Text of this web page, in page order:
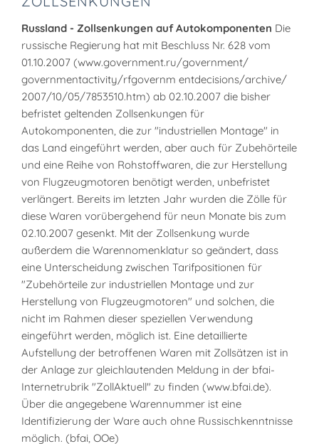
Russland - Zollsenkungen auf Autokomponenten Die
russische Regierung hat mit Beschluss Nr. 628 vom
01.10.2007 (www.government.ru/government/
governmentactivity/rfgovernm entdecisions/archive/
2007/10/05/7853510.htm) ab 02.10.2007 die bisher
befristet geltenden Zollsenkungen für
Autokomponenten, die zur "industriellen Montage" in
das Land eingeführt werden, aber auch für Zubehörteile
und eine Reihe von Rohstoffwaren, die zur Herstellung
von Flugzeugmotoren benötigt werden, unbefristet
verlängert. Bereits im letzten Jahr wurden die Zölle für
diese Waren vorübergehend für neun Monate bis zum
02.10.2007 gesenkt. Mit der Zollsenkung wurde
außerdem die Warennomenklatur so geändert, dass
eine Unterscheidung zwischen Tarifpositionen für
"Zubehörteile zur industriellen Montage und zur
Herstellung von Flugzeugmotoren" und solchen, die
nicht im Rahmen dieser speziellen Verwendung
eingeführt werden, möglich ist. Eine detaillierte
Aufstellung der betroffenen Waren mit Zollsätzen ist in
der Anlage zur gleichlautenden Meldung in der bfai-
Internetrubrik "ZollAktuell" zu finden (www.bfai.de).
Über die angegebene Warennummer ist eine
Identifizierung der Ware auch ohne Russischkenntnisse
möglich. (bfai, OOe)